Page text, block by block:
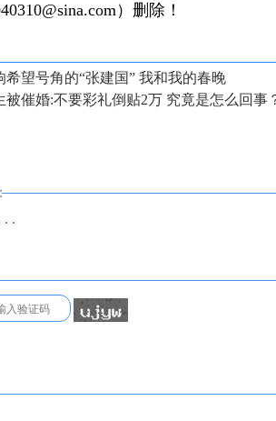
）删除！
希望号角的“张建国” 我和我的春晚
被催婚:不要彩礼倒贴2万 究竟是怎么回事